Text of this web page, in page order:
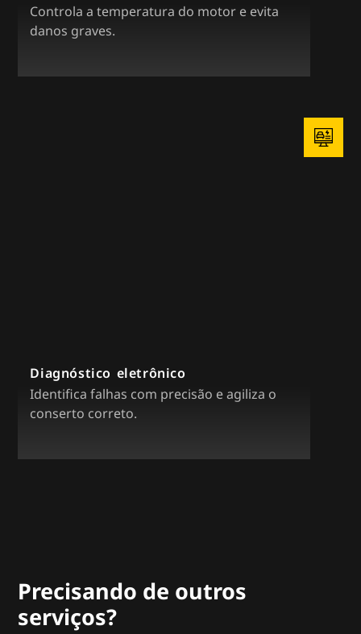
Controla a temperatura do motor e evita
danos graves.
Diagnóstico eletrônico
Identifica falhas com precisão e agiliza o
conserto correto.
Precisando de outros
serviços?